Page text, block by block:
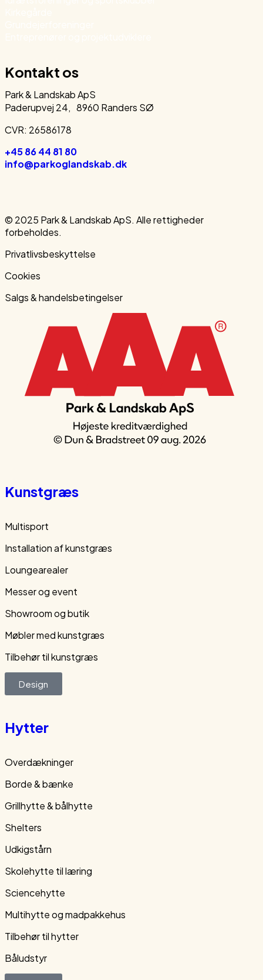
Kontakt os
Park & Landskab ApS
Paderupvej 24, 8960 Randers SØ
CVR: 26586178
+45 86 44 81 80
info@parkoglandskab.dk
© 2025 Park & Landskab ApS. Alle rettigheder
forbeholdes.
Privatlivsbeskyttelse
Cookies
Salgs & handelsbetingelser
Kunstgræs
Multisport
Installation af kunstgræs
Loungearealer
Messer og event
Showroom og butik
Møbler med kunstgræs
Tilbehør til kunstgræs
Design
Hytter
Overdækninger
Borde & bænke
Grillhytte & bålhytte
Shelters
Udkigstårn
Skolehytte til læring
Sciencehytte
Multihytte og madpakkehus
Tilbehør til hytter
Båludstyr